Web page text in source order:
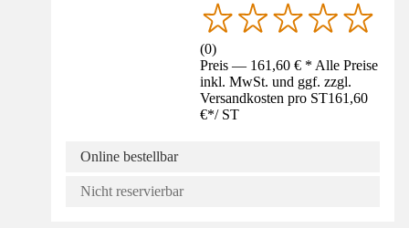
(0)
Preis — 161,60 € * Alle Preise
inkl. MwSt. und ggf. zzgl.
Versandkosten pro ST161,60
€*/ ST
Online bestellbar
Nicht reservierbar